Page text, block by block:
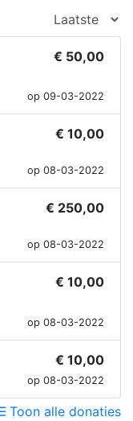
€ 50,00
op 09-03-2022
€ 10,00
op 08-03-2022
€ 250,00
op 08-03-2022
€ 10,00
op 08-03-2022
€ 10,00
op 08-03-2022
Toon alle donaties